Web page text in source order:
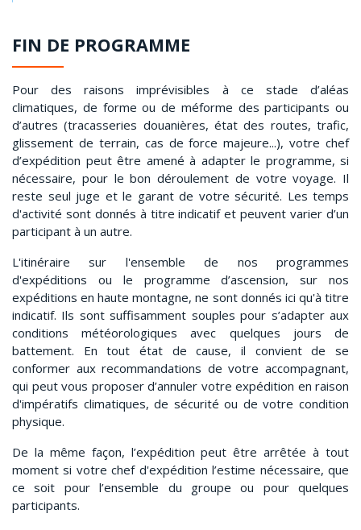
FIN DE PROGRAMME
Pour des raisons imprévisibles à ce stade d’aléas
climatiques, de forme ou de méforme des participants ou
d’autres (tracasseries douanières, état des routes, trafic,
glissement de terrain, cas de force majeure...), votre chef
d’expédition peut être amené à adapter le programme, si
nécessaire, pour le bon déroulement de votre voyage. Il
reste seul juge et le garant de votre sécurité. Les temps
d'activité sont donnés à titre indicatif et peuvent varier d’un
participant à un autre.
L'itinéraire sur l'ensemble de nos programmes
d'expéditions ou le programme d’ascension, sur nos
expéditions en haute montagne, ne sont donnés ici qu'à titre
indicatif. Ils sont suffisamment souples pour s’adapter aux
conditions météorologiques avec quelques jours de
battement. En tout état de cause, il convient de se
conformer aux recommandations de votre accompagnant,
qui peut vous proposer d’annuler votre expédition en raison
d'impératifs climatiques, de sécurité ou de votre condition
physique.
De la même façon, l’expédition peut être arrêtée à tout
moment si votre chef d'expédition l’estime nécessaire, que
ce soit pour l’ensemble du groupe ou pour quelques
participants.